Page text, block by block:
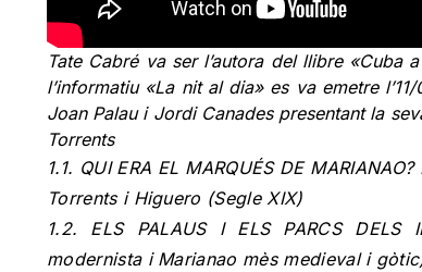
Tate Cabré va ser l’autora del llibre «Cuba
l’informatiu «La nit al dia» es va emetre
Joan Palau i Jordi Canades presentant la
Torrents
1.1. QUI ERA EL MARQUÉS DE
Torrents i Higuero (Segle XIX)
1.2. ELS PALAUS I ELS PARCS DELS
modernista i Marianao mès medieval i